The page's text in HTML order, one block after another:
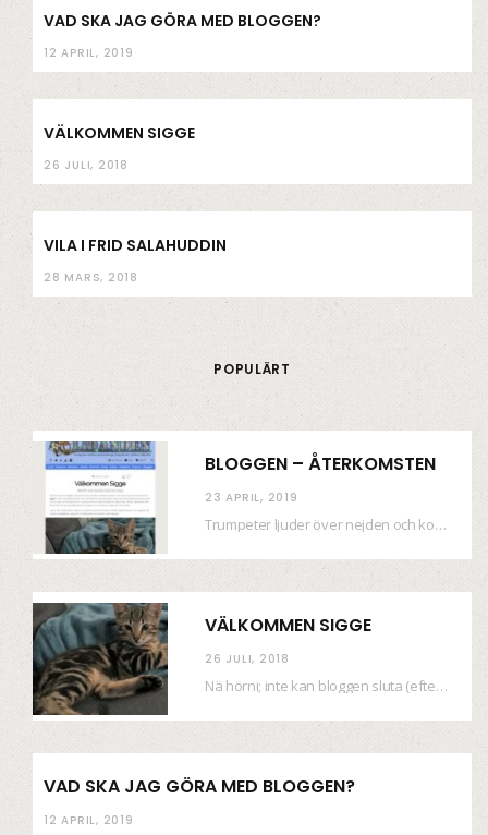
VAD SKA JAG GÖRA MED BLOGGEN?
12 APRIL, 2019
VÄLKOMMEN SIGGE
26 JULI, 2018
VILA I FRID SALAHUDDIN
28 MARS, 2018
POPULÄRT
BLOGGEN – ÅTERKOMSTEN
23 APRIL, 2019
Trumpeter ljuder över nejden och konfetti regnar längsmed husfasaderna – FREDEN ÄR HÄR! Eller ahem.…
VÄLKOMMEN SIGGE
26 JULI, 2018
Nä hörni; inte kan bloggen sluta (eftersom jag så sällan uppdaterar skiten) i sånt supermoll.…
VAD SKA JAG GÖRA MED BLOGGEN?
12 APRIL, 2019